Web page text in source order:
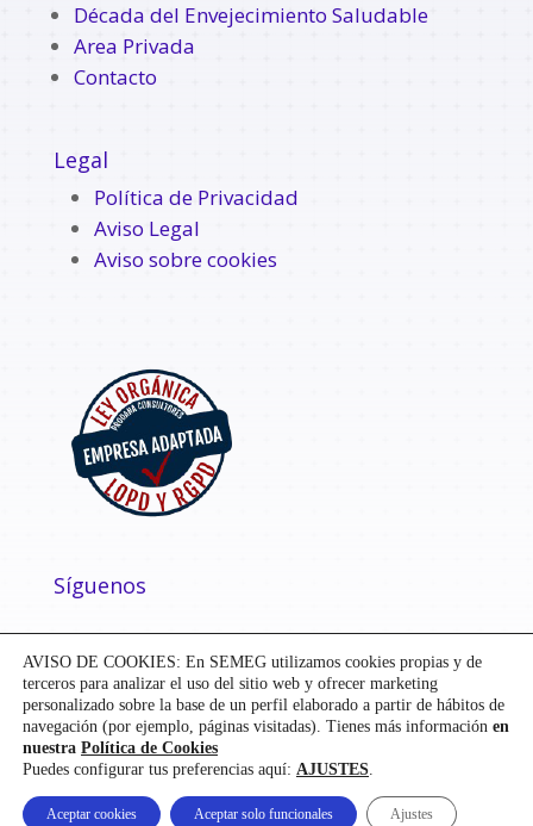
Década del Envejecimiento Saludable
Area Privada
Contacto
Legal
Política de Privacidad
Aviso Legal
Aviso sobre cookies
Síguenos
Diseñado y desarrollado porMensaje| ©SEMEG
AVISO DE COOKIES: En SEMEG utilizamos cookies propias y de
terceros para analizar el uso del sitio web y ofrecer marketing
personalizado sobre la base de un perfil elaborado a partir de hábitos de
navegación (por ejemplo, páginas visitadas). Tienes más información en
nuestra Política de Cookies
Puedes configurar tus preferencias aquí: AJUSTES.
Aceptar cookies Aceptar solo funcionales Ajustes